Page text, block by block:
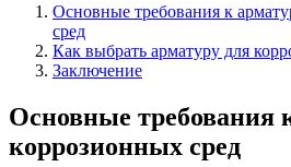
Основные требования к
сред
Как выбрать арматуру для
Заключение
Основные требования
коррозионных сред